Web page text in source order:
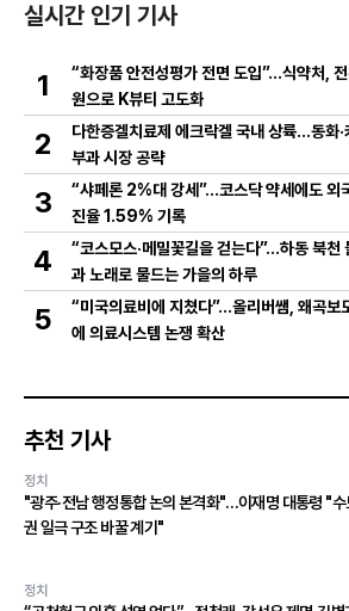
실시간 인기 기사
1
“화장품 안전성평가 전면 도입”…식약처, 전
원으로 K뷰티 고도화
2
다한증겔치료제 에크락겔 국내 상륙…동화·
부과 시장 공략
3
“샤페론 2%대 강세”…코스닥 약세에도 외
진율 1.59% 기록
4
“코스모스·메밀꽃길을 걷는다”…하동 북천
과 노래로 물드는 가을의 하루
5
“미국의료비에 지쳤다”…올리버쌤, 왜곡보
에 의료시스템 논쟁 확산
추천 기사
정치
"광주·전남 행정통합 논의 본격화"…이재명 대통령 "수
권 일극 구조 바꿀 계기"
정치